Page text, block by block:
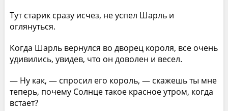
Тут старик сразу исчез, не успел Шарль и
оглянуться.
Когда Шарль вернулся во дворец короля, все очень
удивились, увидев, что он доволен и весел.
— Ну как, — спросил его король, — скажешь ты мне
теперь, почему Солнце такое красное утром, когда
встает?